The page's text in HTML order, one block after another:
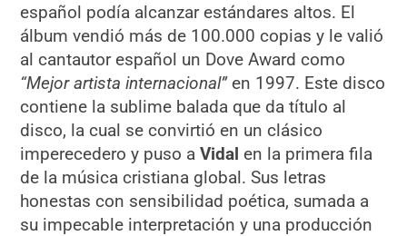
español podía alcanzar estándares altos. El
álbum vendió más de 100.000 copias y le valió
al cantautor español un Dove Award como
“Mejor artista internacional”en 1997. Este disco
contiene la sublime balada que da título al
disco, la cual se convirtió en un clásico
imperecedero y puso aVidal en la primera fila
de la música cristiana global. Sus letras
honestas con sensibilidad poética, sumada a
su impecable interpretación y una producción